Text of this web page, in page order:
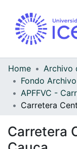
Home
Carretera